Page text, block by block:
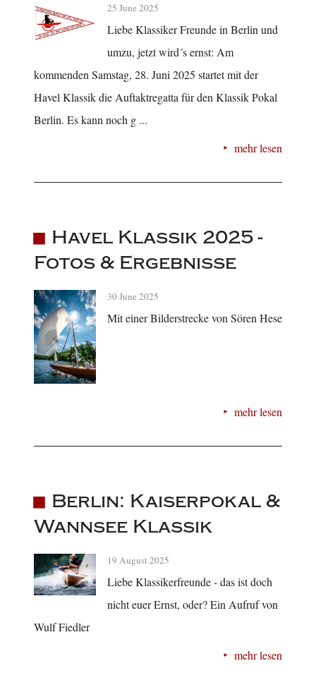
25 June 2025
Liebe Klassiker Freunde in Berlin und
umzu, jetzt wird´s ernst: Am
kommenden Samstag, 28. Juni 2025 startet mit der
Havel Klassik die Auftaktregatta für den Klassik Pokal
Berlin. Es kann noch g ...
mehr lesen
Havel Klassik 2025 -
Fotos & Ergebnisse
30 June 2025
Mit einer Bilderstrecke von Sören Hese
mehr lesen
Berlin: Kaiserpokal &
Wannsee Klassik
19 August 2025
Liebe Klassikerfreunde - das ist doch
nicht euer Ernst, oder? Ein Aufruf von
Wulf Fiedler
mehr lesen